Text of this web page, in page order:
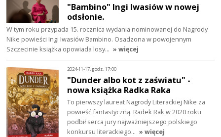
"Bambino" Ingi Iwasiów w nowej
odsłonie.
W tym roku przypada 15. rocznica wydania nominowanej do Nagrody
Nike powieści Ingi Iwasiów Bambino. Osadzona w powojennym
Szczecinie książka opowiada losy… » więcej
2024-11-17, godz. 17:00
"Dunder albo kot z zaświatu" -
nowa książka Radka Raka
To pierwszy laureat Nagrody Literackiej Nike za
powieść fantastyczną. Radek Rak w 2020 roku
podbił serca jury najważniejszego polskiego
konkursu literackiego… » więcej